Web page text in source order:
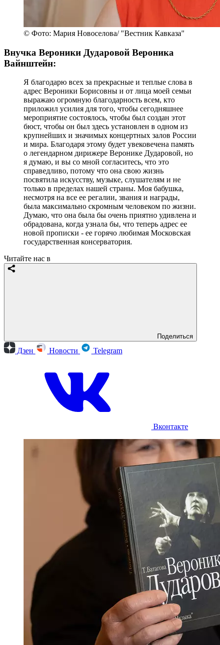
© Фото: Мария Новоселова/ "Вестник Кавказа"
Внучка Вероники Дударовой Вероника
Вайнштейн:
Я благодарю всех за прекрасные и теплые слова в
адрес Вероники Борисовны и от лица моей семьи
выражаю огромную благодарность всем, кто
приложил усилия для того, чтобы сегодняшнее
мероприятие состоялось, чтобы был создан этот
бюст, чтобы он был здесь установлен в одном из
крупнейших и значимых концертных залов России
и мира. Благодаря этому будет увековечена память
о легендарном дирижере Веронике Дударовой, но
я думаю, и вы со мной согласитесь, что это
справедливо, потому что она свою жизнь
посвятила искусству, музыке, слушателям и не
только в пределах нашей страны. Моя бабушка,
несмотря на все ее регалии, звания и награды,
была максимально скромным человеком по жизни.
Думаю, что она была бы очень приятно удивлена и
обрадована, когда узнала бы, что теперь адрес ее
новой прописки - ее горячо любимая Московская
государственная консерватория.
Читайте нас в
Поделиться
Дзен Новости Telegram
Вконтакте